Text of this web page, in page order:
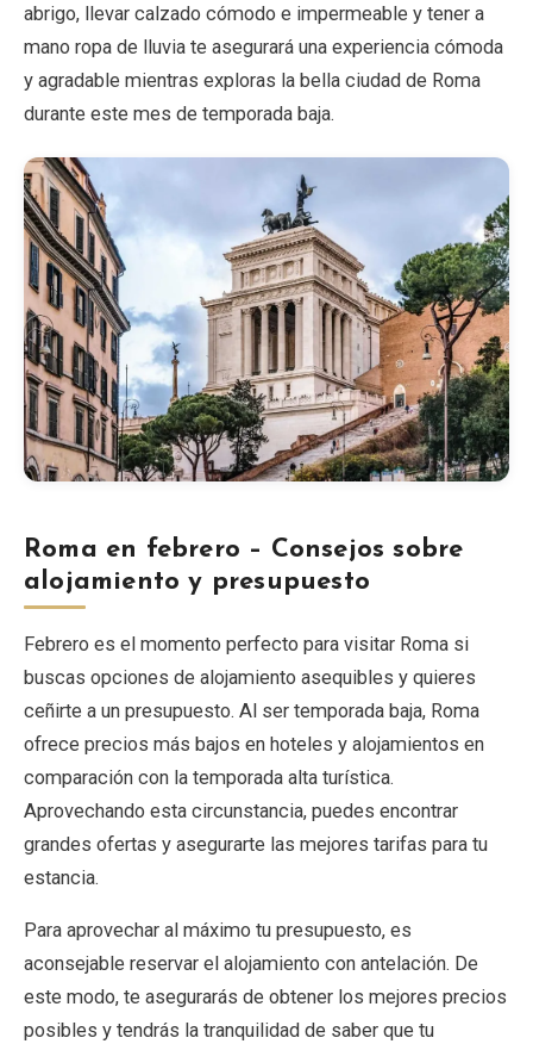
abrigo, llevar calzado cómodo e impermeable y tener a
mano ropa de lluvia te asegurará una experiencia cómoda
y agradable mientras exploras la bella ciudad de Roma
durante este mes de temporada baja.
Roma en febrero – Consejos sobre
alojamiento y presupuesto
Febrero es el momento perfecto para visitar Roma si
buscas opciones de alojamiento asequibles y quieres
ceñirte a un presupuesto. Al ser temporada baja, Roma
ofrece precios más bajos en hoteles y alojamientos en
comparación con la temporada alta turística.
Aprovechando esta circunstancia, puedes encontrar
grandes ofertas y asegurarte las mejores tarifas para tu
estancia.
Para aprovechar al máximo tu presupuesto, es
aconsejable reservar el alojamiento con antelación. De
este modo, te asegurarás de obtener los mejores precios
posibles y tendrás la tranquilidad de saber que tu